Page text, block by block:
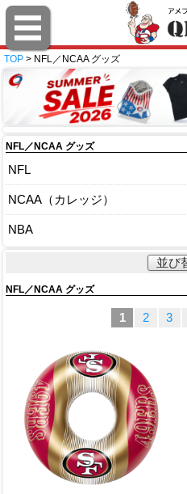
TOP > NFL／NCAA グッズ
NFL／NCAA グッズ
NFL
NCAA（カレッジ）
NBA
並び
NFL／NCAA グッズ
1 2 3